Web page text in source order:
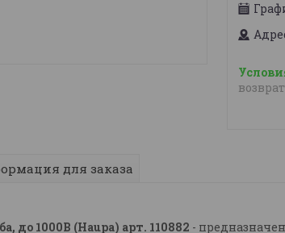
для заказа
1000В (Haupa) арт. 110882 -